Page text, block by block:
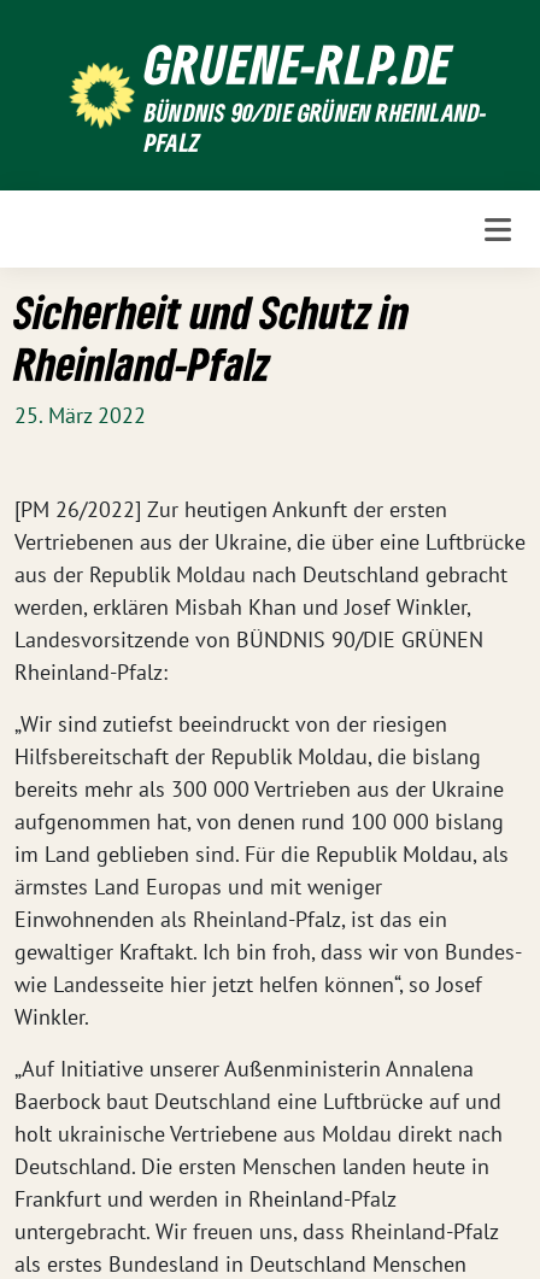
GRUENE-RLP.DE
BÜNDNIS 90/DIE GRÜNEN RHEINLAND-
PFALZ
Sicherheit und Schutz in
Rheinland-Pfalz
25. März 2022
[PM 26/2022] Zur heutigen Ankunft der ersten
Vertriebenen aus der Ukraine, die über eine Luftbrücke
aus der Republik Moldau nach Deutschland gebracht
werden, erklären Misbah Khan und Josef Winkler,
Landesvorsitzende von BÜNDNIS 90/DIE GRÜNEN
Rheinland-Pfalz:
„Wir sind zutiefst beeindruckt von der riesigen
Hilfsbereitschaft der Republik Moldau, die bislang
bereits mehr als 300 000 Vertrieben aus der Ukraine
aufgenommen hat, von denen rund 100 000 bislang
im Land geblieben sind. Für die Republik Moldau, als
ärmstes Land Europas und mit weniger
Einwohnenden als Rheinland-Pfalz, ist das ein
gewaltiger Kraftakt. Ich bin froh, dass wir von Bundes-
wie Landesseite hier jetzt helfen können“, so Josef
Winkler.
„Auf Initiative unserer Außenministerin Annalena
Baerbock baut Deutschland eine Luftbrücke auf und
holt ukrainische Vertriebene aus Moldau direkt nach
Deutschland. Die ersten Menschen landen heute in
Frankfurt und werden in Rheinland-Pfalz
untergebracht. Wir freuen uns, dass Rheinland-Pfalz
als erstes Bundesland in Deutschland Menschen